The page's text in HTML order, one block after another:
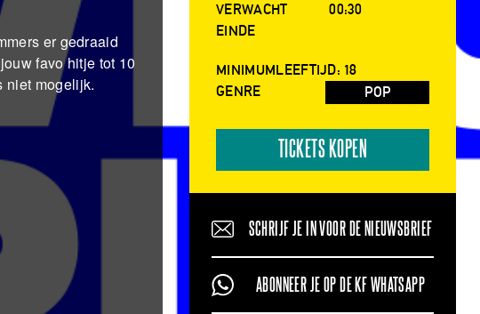
er gedraaid
favo hitje tot 10
niet mogelijk.
VERWACHT
EINDE
00:30
MINIMUMLEEFTIJD: 18
GENRE
POP
TICKETS KOPEN
SCHRIJF JE IN VOOR DE NIEUWSBRIEF
ABONNEER JE OP DE KF WHATSAPP